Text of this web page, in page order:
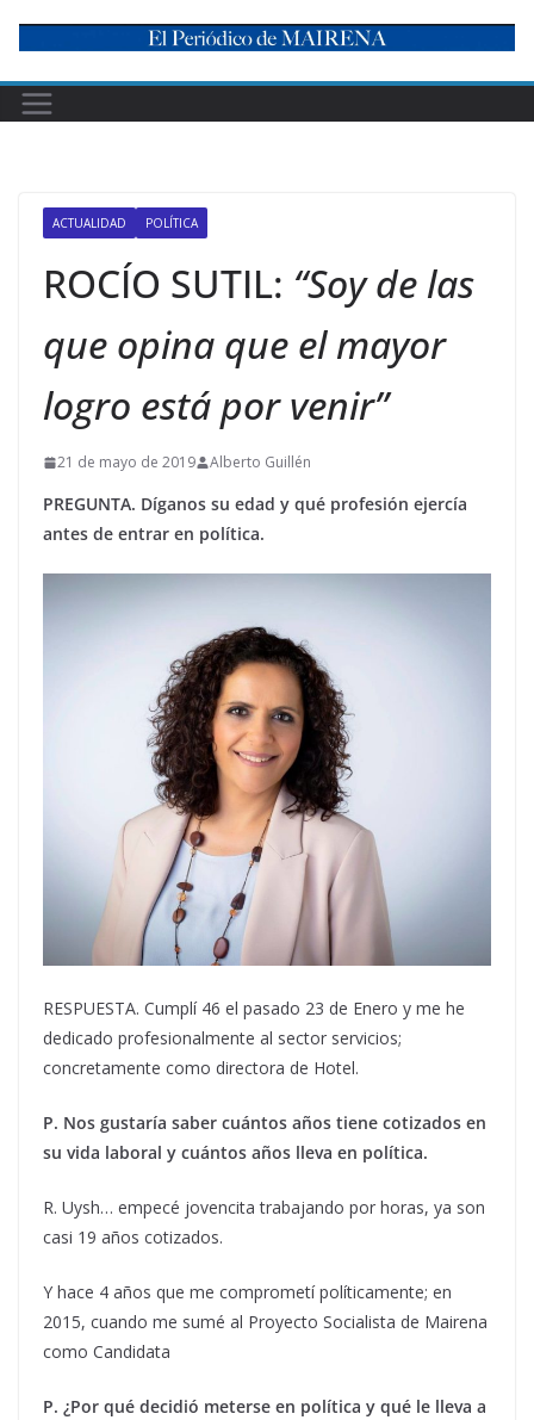
content
ACTUALIDAD POLÍTICA
ROCÍO SUTIL: “Soy de las
que opina que el mayor
logro está por venir”
21 de mayo de 2019 Alberto Guillén
PREGUNTA. Díganos su edad y qué profesión ejercía
antes de entrar en política.
RESPUESTA. Cumplí 46 el pasado 23 de Enero y me he
dedicado profesionalmente al sector servicios;
concretamente como directora de Hotel.
P. Nos gustaría saber cuántos años tiene cotizados en
su vida laboral y cuántos años lleva en política.
R. Uysh… empecé jovencita trabajando por horas, ya son
casi 19 años cotizados.
Y hace 4 años que me comprometí políticamente; en
2015, cuando me sumé al Proyecto Socialista de Mairena
como Candidata
P. ¿Por qué decidió meterse en política y qué le lleva a